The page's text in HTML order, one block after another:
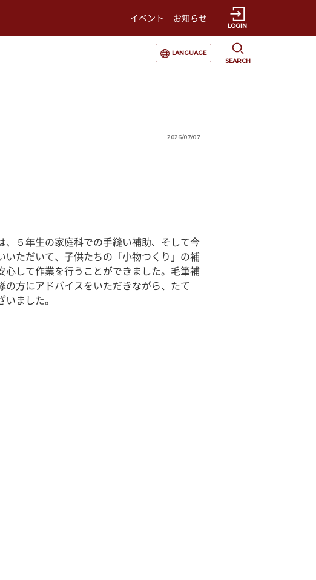
イベント お知らせ
LOGIN
選択すると言語の切替が発生します
LANGUAGE
SEARCH
2026/07/07
５年生の家庭科での手縫い補助、そして今
ただいて、子供たちの「小物つくり」の補
して作業を行うことができました。毛筆補
方にアドバイスをいただきながら、たて
ました。